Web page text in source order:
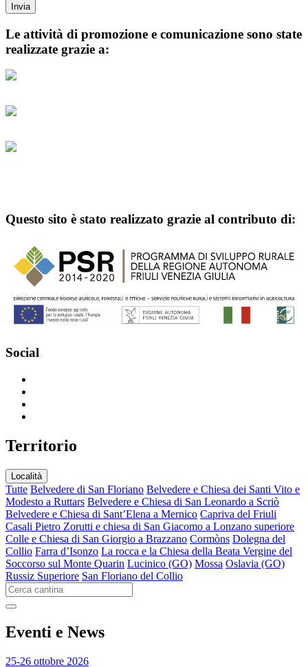
Le attività di promozione e comunicazione sono state
realizzate grazie a:
Questo sito è stato realizzato grazie al contributo di:
Social
Territorio
Località
Tutte Belvedere di San Floriano Belvedere e Chiesa dei Santi Vito e
Modesto a Ruttars Belvedere e Chiesa di San Leonardo a Scriò
Belvedere e Chiesa di Sant’Elena a Mernico Capriva del Friuli
Casali Pietro Zorutti e chiesa di San Giacomo a Lonzano superiore
Colle e Chiesa di San Giorgio a Brazzano Cormòns Dolegna del
Collio Farra d’Isonzo La rocca e la Chiesa della Beata Vergine del
Soccorso sul Monte Quarin Lucinico (GO) Mossa Oslavia (GO)
Russiz Superiore San Floriano del Collio
Eventi e News
25-26 ottobre 2026